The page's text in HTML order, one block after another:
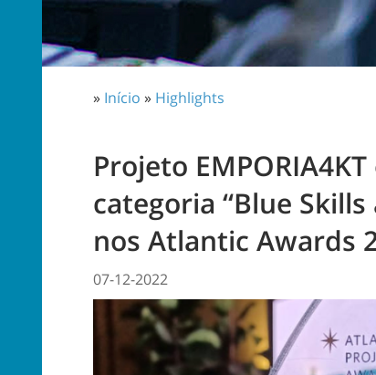
» Início » Highlights
Projeto
categoria “Blue
nos Atlantic Awards
07-12-2022